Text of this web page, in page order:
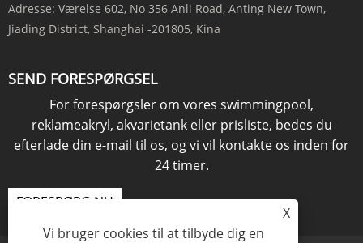
Adresse: Værelse 602, No 356 Anli Road, Anting New Town,
Jiading District, Shanghai -201805, Kina
SEND FORESPØRGSEL
For forespørgsler om vores swimmingpool,
reklameakryl, akvarietank eller prisliste, bedes du
efterlade din e-mail til os, og vi vil kontakte os inden for
24 timer.
FORESPØRG NU
X
Vi bruger cookies til at tilbyde dig en